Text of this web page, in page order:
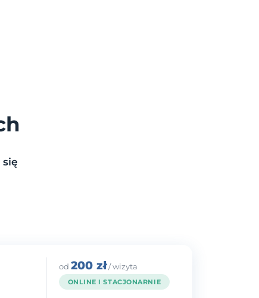
od 200 zł/ wizyta
ONLINE I STACJONARNIE